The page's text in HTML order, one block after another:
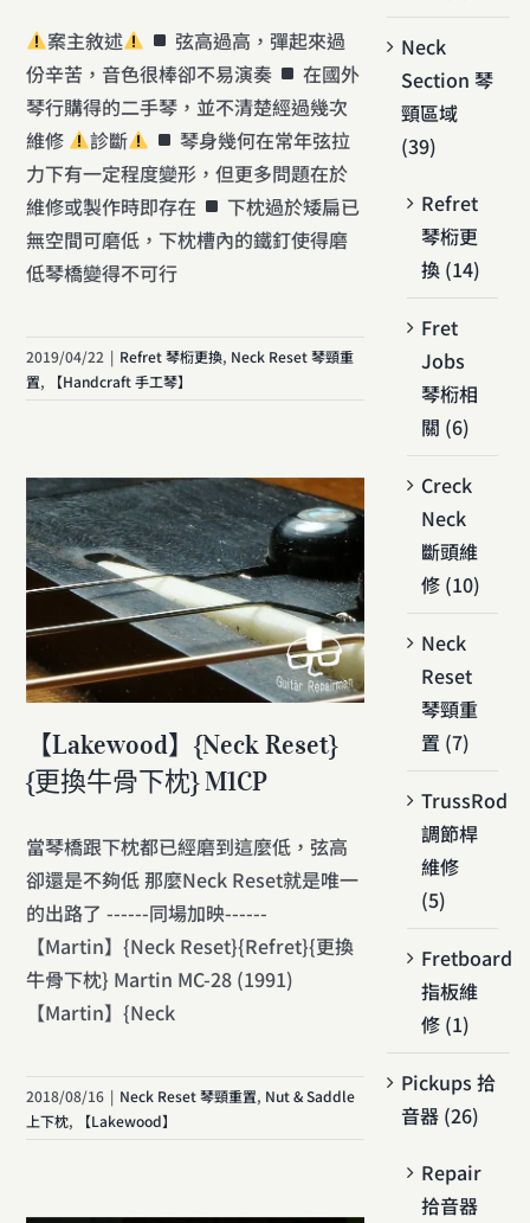
案主敘述
弦高過高，彈起來過
份辛苦，音色很棒卻不易演奏
在國外
琴行購得的二手琴，並不清楚經過幾次
維修
診斷
琴身幾何在常年弦拉
力下有一定程度變形，但更多問題在於
維修或製作時即存在
下枕過於矮扁已
無空間可磨低，下枕槽內的鐵釘使得磨
低琴橋變得不可行
2019/04/22 | Refret 琴椼更換, Neck Reset 琴頸重
置, 【Handcraft 手工琴】
【Lakewood】{Neck Reset}
{更換牛骨下枕} M1CP
當琴橋跟下枕都已經磨到這麼低，弦高
卻還是不夠低 那麼Neck Reset就是唯一
的出路了 ------同場加映------
【Martin】{Neck Reset}{Refret}{更換
牛骨下枕} Martin MC-28 (1991)
【Martin】{Neck
2018/08/16 | Neck Reset 琴頸重置, Nut & Saddle
上下枕, 【Lakewood】
Neck
Section 琴
頸區域
(39)
Refret
琴椼更
換 (14)
Fret
Jobs
琴椼相
關 (6)
Creck
Neck
斷頭維
修 (10)
Neck
Reset
琴頸重
置 (7)
TrussRod
調節桿
維修
(5)
Fretboard
指板維
修 (1)
Pickups 拾
音器 (26)
Repair
拾音器